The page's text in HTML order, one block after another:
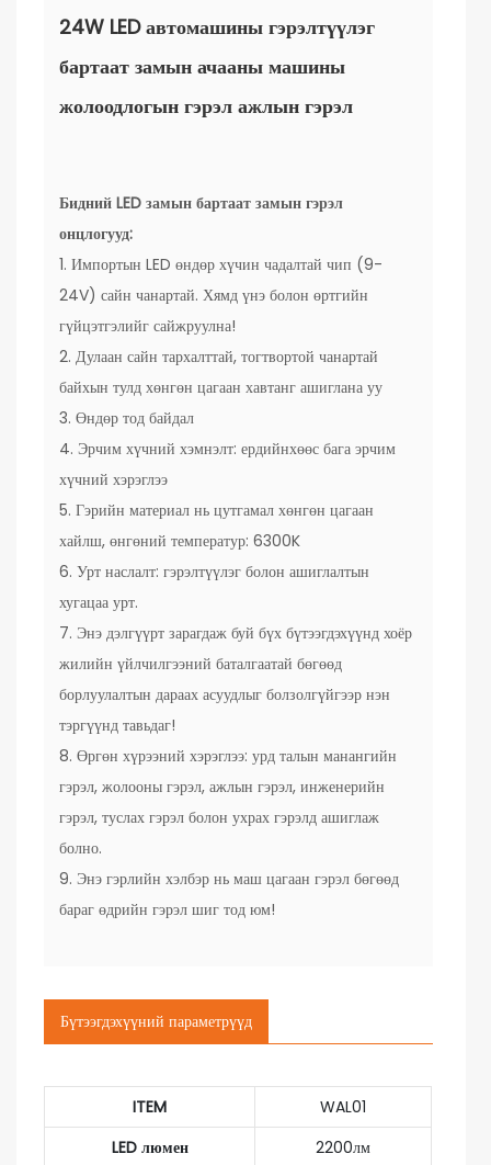
24W LED автомашины гэрэлтүүлэг
бартаат замын ачааны машины
жолоодлогын гэрэл ажлын гэрэл
Бидний LED замын бартаат замын гэрэл
онцлогууд:
1. Импортын LED өндөр хүчин чадалтай чип (9-
24V) сайн чанартай. Хямд үнэ болон өртгийн
гүйцэтгэлийг сайжруулна!
2. Дулаан сайн тархалттай, тогтвортой чанартай
байхын тулд хөнгөн цагаан хавтанг ашиглана уу
3. Өндөр тод байдал
4. Эрчим хүчний хэмнэлт: ердийнхөөс бага эрчим
хүчний хэрэглээ
5. Гэрийн материал нь цутгамал хөнгөн цагаан
хайлш, өнгөний температур: 6300K
6. Урт наслалт: гэрэлтүүлэг болон ашиглалтын
хугацаа урт.
7. Энэ дэлгүүрт зарагдаж буй бүх бүтээгдэхүүнд хоёр
жилийн үйлчилгээний баталгаатай бөгөөд
борлуулалтын дараах асуудлыг болзолгүйгээр нэн
тэргүүнд тавьдаг!
8. Өргөн хүрээний хэрэглээ: урд талын манангийн
гэрэл, жолооны гэрэл, ажлын гэрэл, инженерийн
гэрэл, туслах гэрэл болон ухрах гэрэлд ашиглаж
болно.
9. Энэ гэрлийн хэлбэр нь маш цагаан гэрэл бөгөөд
бараг өдрийн гэрэл шиг тод юм!
Бүтээгдэхүүний параметрүүд
ITEM
WAL01
LED люмен
2200лм